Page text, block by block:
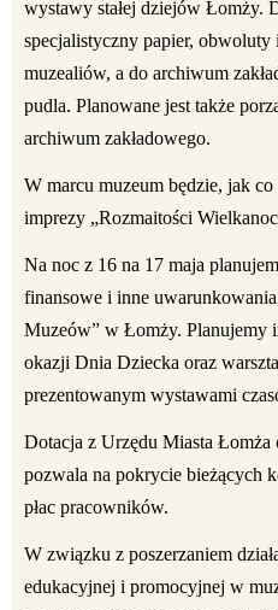
wystawy stałej dziejów Łomży.
specjalistyczny papier, obwoluty
muzealiów, a do archiwum
pudla. Planowane jest także
archiwum zakładowego.
W marcu muzeum będzie, jak
imprezy „Rozmaitości
Na noc z 16 na 17 maja
finansowe i inne
Muzeów” w Łomży. Planujemy
okazji Dnia Dziecka oraz
prezentowanym wystawami
Dotacja z Urzędu Miasta
pozwala na pokrycie bieżących
płac pracowników.
W związku z poszerzaniem
edukacyjnej i promocyjnej w